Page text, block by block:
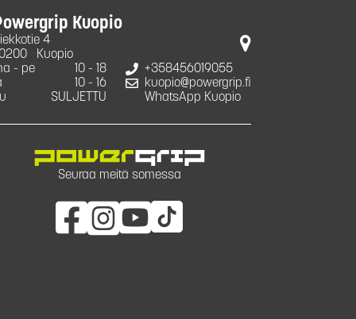
Kuopio
4
Kuopio
- pe
10 - 18
10 - 16
SULJETTU
+358456019055
kuopio@powergrip.fi
WhatsApp Kuopio
Seuraa meitä somessa